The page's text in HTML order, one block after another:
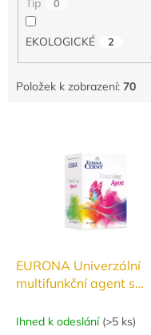
Tip 0
EKOLOGICKÉ 2
Položek k zobrazení: 70
EURONA Univerzální
multifunkční agent s
Ihned k odeslání (>5 ks)